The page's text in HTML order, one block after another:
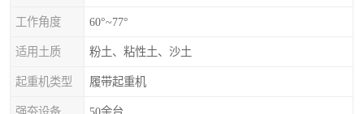
工作角度 60°~77°
适用土质 粉土、粘性土、沙土
起重机类型 履带起重机